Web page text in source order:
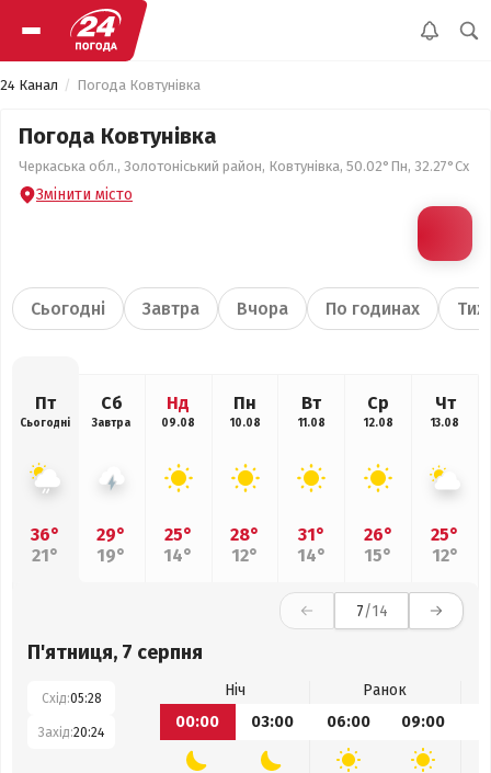
24 Канал Погода Ковтунівка
Погода Ковтунівка
Черкаська обл., Золотоніський район, Ковтунівка, 50.02°Пн, 32.27°Сх
Змінити місто
Сьогодні Завтра Вчора По годинах
Пт
Сьогодні
36°
21°
Сб
Завтра
29°
19°
Нд
09.08
25°
14°
Пн
10.08
28°
12°
Вт
11.08
31°
14°
Ср
12.08
26°
15°
Чт
13.08
25°
12°
7/14
П'ятниця, 7 серпня
Схід:05:28
Захід:20:24
Ніч
Ранок
00:00
03:00 06:00 09:00